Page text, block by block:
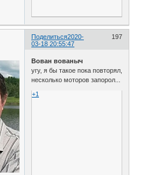
Поделиться 197
2020-
03-18 20:55:47
Вован вованыч
угу, я бы такое пока повторял,
несколько моторов запорол...
+1